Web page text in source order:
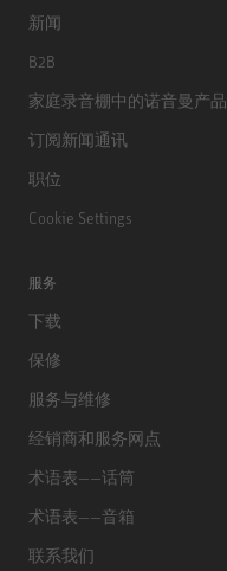
新闻
B2B
家庭录音棚中的诺音曼产品
订阅新闻通讯
职位
Cookie Settings
服务
下载
保修
服务与维修
经销商和服务网点
术语表——话筒
术语表——音箱
联系我们